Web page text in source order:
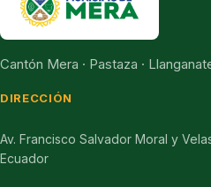
Cantón Mera · Pastaza ·
DIRECCIÓN
Av. Francisco Salvador Moral y
Ecuador